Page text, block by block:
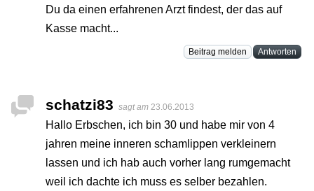
Du da einen erfahrenen Arzt findest, der das auf
Kasse macht...
Beitrag melden Antworten
schatzi83 sagt am 23.06.2013
Hallo Erbschen, ich bin 30 und habe mir von 4
jahren meine inneren schamlippen verkleinern
lassen und ich hab auch vorher lang rumgemacht
weil ich dachte ich muss es selber bezahlen.